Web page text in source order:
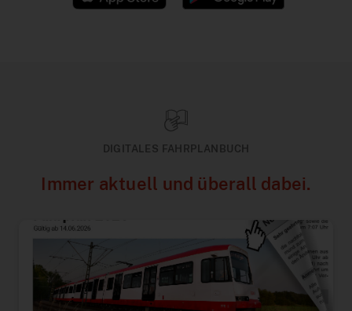
DIGITALES FAHRPLANBUCH
Immer aktuell und überall dabei.